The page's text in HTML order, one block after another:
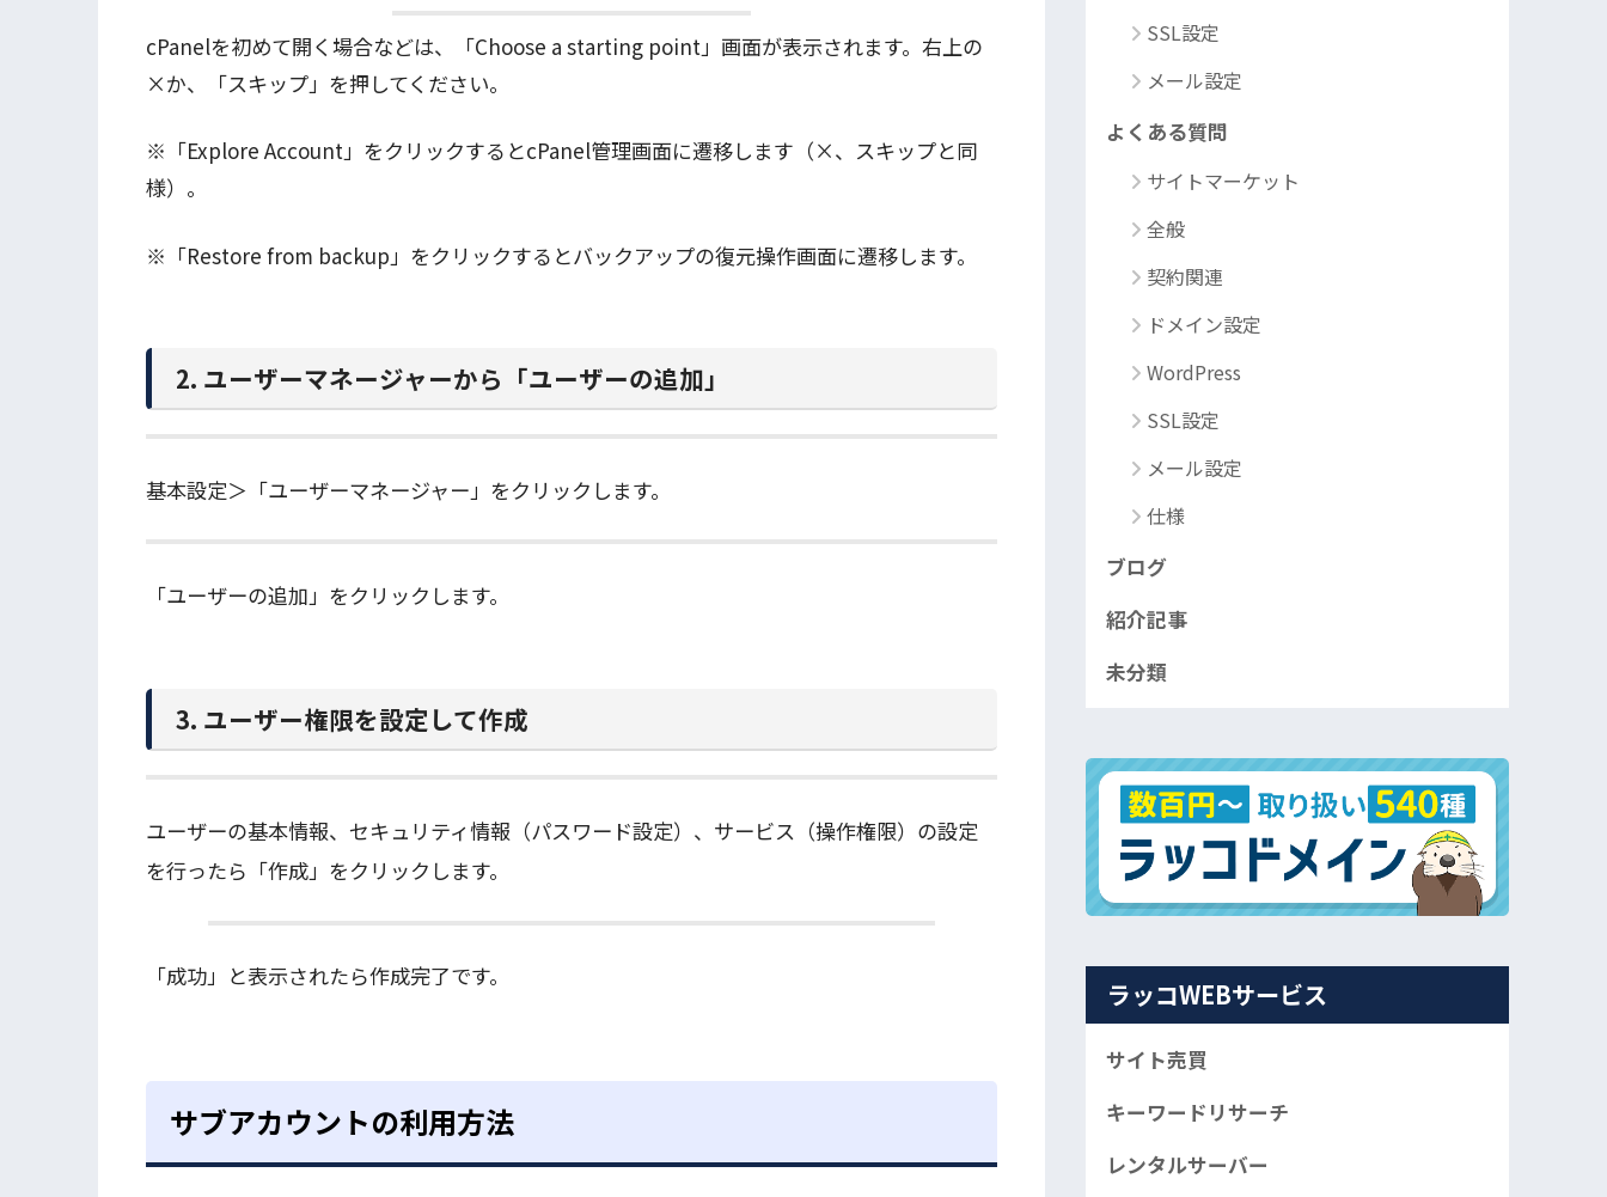
cPanelを初めて開く場合などは、「Choose a starting point」画面が表示されます。右上の
×か、「スキップ」を押してください。
※「Explore Account」をクリックするとcPanel管理画面に遷移します（×、スキップと同
様）。
※「Restore from backup」をクリックするとバックアップの復元操作画面に遷移します。
2. ユーザーマネージャーから「ユーザーの追加」
基本設定＞「ユーザーマネージャー」をクリックします。
「ユーザーの追加」をクリックします。
3. ユーザー権限を設定して作成
ユーザーの基本情報、セキュリティ情報（パスワード設定）、サービス（操作権限）の設定
を行ったら「作成」をクリックします。
「成功」と表示されたら作成完了です。
サブアカウントの利用方法
SSL設定
メール設定
よくある質問
サイトマーケット
全般
契約関連
ドメイン設定
WordPress
SSL設定
メール設定
仕様
ブログ
紹介記事
未分類
ラッコWEBサービス
サイト売買
キーワードリサーチ
レンタルサーバー